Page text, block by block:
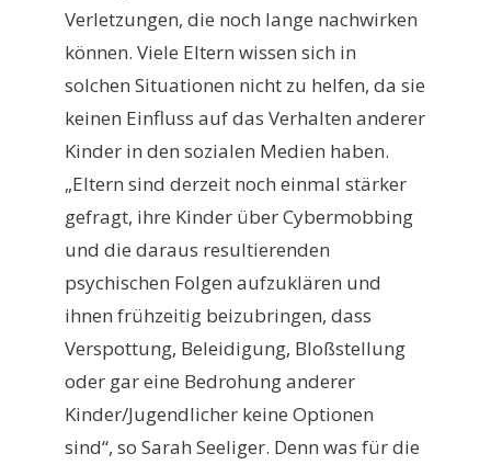
Verletzungen, die noch lange nachwirken
können. Viele Eltern wissen sich in
solchen Situationen nicht zu helfen, da sie
keinen Einfluss auf das Verhalten anderer
Kinder in den sozialen Medien haben.
„Eltern sind derzeit noch einmal stärker
gefragt, ihre Kinder über Cybermobbing
und die daraus resultierenden
psychischen Folgen aufzuklären und
ihnen frühzeitig beizubringen, dass
Verspottung, Beleidigung, Bloßstellung
oder gar eine Bedrohung anderer
Kinder/Jugendlicher keine Optionen
sind“, so Sarah Seeliger. Denn was für die